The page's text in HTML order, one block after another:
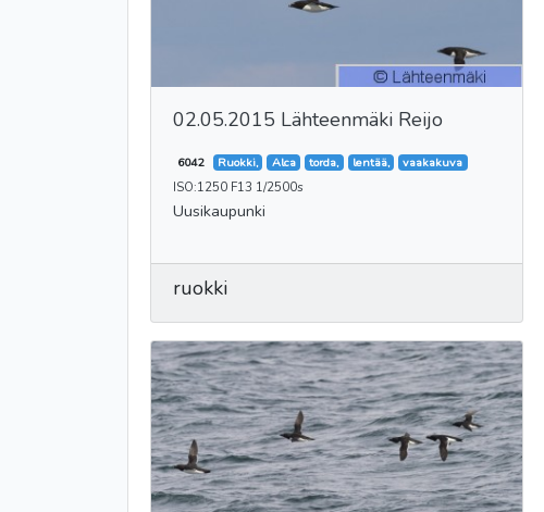
02.05.2015 Lähteenmäki Reijo
6042 Ruokki, Alca torda, lentää, vaakakuva
ISO:1250 F13 1/2500s
Uusikaupunki
ruokki